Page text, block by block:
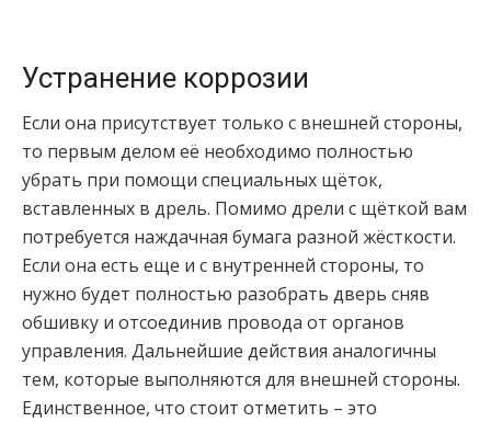
Устранение коррозии
Если она присутствует только с внешней стороны,
то первым делом её необходимо полностью
убрать при помощи специальных щёток,
вставленных в дрель. Помимо дрели с щёткой вам
потребуется наждачная бумага разной жёсткости.
Если она есть еще и с внутренней стороны, то
нужно будет полностью разобрать дверь сняв
обшивку и отсоединив провода от органов
управления. Дальнейшие действия аналогичны
тем, которые выполняются для внешней стороны.
Единственное, что стоит отметить – это